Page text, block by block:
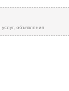
объявления